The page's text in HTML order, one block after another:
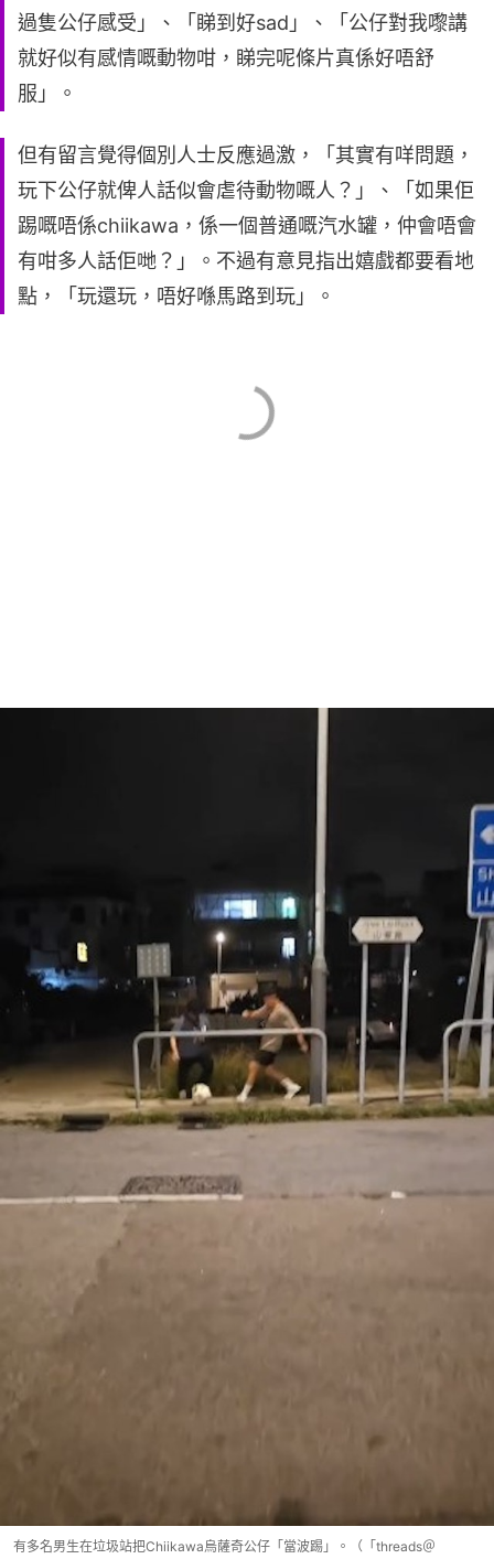
過隻公仔感受」、「睇到好sad」、「公仔對我嚟講
就好似有感情嘅動物咁，睇完呢條片真係好唔舒
服」。
但有留言覺得個別人士反應過激，「其實有咩問題，
玩下公仔就俾人話似會虐待動物嘅人？」、「如果佢
踢嘅唔係chiikawa，係一個普通嘅汽水罐，仲會唔會
有咁多人話佢哋？」。不過有意見指出嬉戲都要看地
點，「玩還玩，唔好喺馬路到玩」。
有多名男生在垃圾站把Chiikawa烏薩奇公仔「當波踢」。（「threads＠